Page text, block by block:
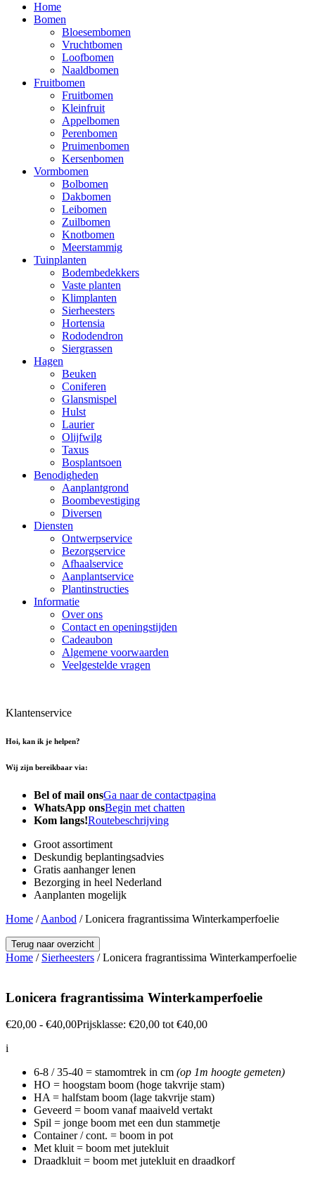
Home
Bomen
Bloesembomen
Vruchtbomen
Loofbomen
Naaldbomen
Fruitbomen
Fruitbomen
Kleinfruit
Appelbomen
Perenbomen
Pruimenbomen
Kersenbomen
Vormbomen
Bolbomen
Dakbomen
Leibomen
Zuilbomen
Knotbomen
Meerstammig
Tuinplanten
Bodembedekkers
Vaste planten
Klimplanten
Sierheesters
Hortensia
Rododendron
Siergrassen
Hagen
Beuken
Coniferen
Glansmispel
Hulst
Laurier
Olijfwilg
Taxus
Bosplantsoen
Benodigheden
Aanplantgrond
Boombevestiging
Diversen
Diensten
Ontwerpservice
Bezorgservice
Afhaalservice
Aanplantservice
Plantinstructies
Informatie
Over ons
Contact en openingstijden
Cadeaubon
Algemene voorwaarden
Veelgestelde vragen
Klantenservice
Hoi, kan ik je helpen?
Wij zijn bereikbaar via:
Bel of mail onsGa naar de contactpagina
WhatsApp onsBegin met chatten
Kom langs!Routebeschrijving
Groot assortiment
Deskundig beplantingsadvies
Gratis aanhanger lenen
Bezorging in heel Nederland
Aanplanten mogelijk
Home /Aanbod /Lonicera fragrantissima Winterkamperfoelie
Terug naar overzicht
Home / Sierheesters / Lonicera fragrantissima Winterkamperfoelie
Lonicera fragrantissima Winterkamperfoelie
€20,00 - €40,00Prijsklasse: €20,00 tot €40,00
i
6-8 / 35-40 = stamomtrek in cm (op 1m hoogte gemeten)
HO = hoogstam boom (hoge takvrije stam)
HA = halfstam boom (lage takvrije stam)
Geveerd = boom vanaf maaiveld vertakt
Spil = jonge boom met een dun stammetje
Container / cont. = boom in pot
Met kluit = boom met jutekluit
Draadkluit = boom met jutekluit en draadkorf